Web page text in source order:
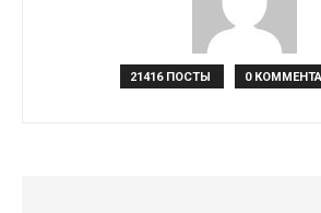
21416 ПОСТЫ 0